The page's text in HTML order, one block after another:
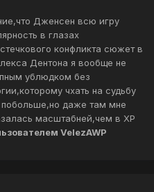
Дженсен всю игру
в глазах
конфликта сюжет в
Дентона я вообще не
ублюдком без
чхать на судьбу
даже там мне
масштабней,чем в ХР
VelezAWP